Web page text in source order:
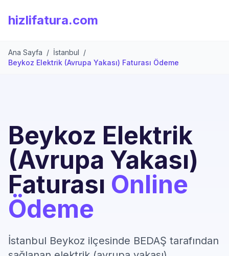
hizlifatura.com
Ana Sayfa / İstanbul /
Beykoz Elektrik (Avrupa Yakası) Faturası Ödeme
Beykoz Elektrik
(Avrupa Yakası)
Faturası Online
Ödeme
İstanbul Beykoz ilçesinde BEDAŞ tarafından